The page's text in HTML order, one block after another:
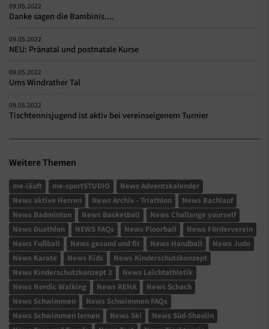
09.05.2022
Danke sagen die Bambinis....
09.05.2022
NEU: Pränatal und postnatale Kurse
09.05.2022
Ums Windrather Tal
09.05.2022
Tischtennisjugend ist aktiv bei vereinseigenem Turnier
Weitere Themen
me-läuft me-sportSTUDIO
News Adventskalender
News aktive Herren
News Archiv - Triathlon
News Bachlauf
News Badminton
News Basketball
News Challange yourself
News Duathlon
NEWS FAQs News Floorball
News Förderverein
News Fußball
News gesund und fit News Handball
News Judo
News Karate
News Kids
News Kinderschutzkonzept
News Kinderschutzkonzept 2
News Leichtathletik
News Nordic Walking
News REHA
News Schach
News Schwimmen
News Schwimmen FAQs
News Schwimmen lernen
News Ski
News Süd-Shaolin